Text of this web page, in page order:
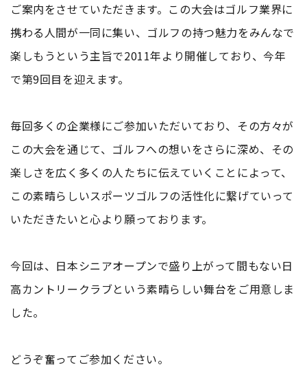
ご案内をさせていただきます。この大会はゴルフ業界に
携わる人間が一同に集い、ゴルフの持つ魅力をみんなで
楽しもうという主旨で2011年より開催しており、今年
で第9回目を迎えます。
毎回多くの企業様にご参加いただいており、その方々が
この大会を通じて、ゴルフへの想いをさらに深め、その
楽しさを広く多くの人たちに伝えていくことによって、
この素晴らしいスポーツゴルフの活性化に繋げていって
いただきたいと心より願っております。
今回は、日本シニアオープンで盛り上がって間もない日
高カントリークラブという素晴らしい舞台をご用意しま
した。
どうぞ奮ってご参加ください。